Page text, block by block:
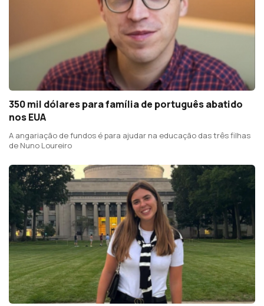
350 mil dólares para família de português abatido
nos EUA
A angariação de fundos é para ajudar na educação das três filhas
de Nuno Loureiro